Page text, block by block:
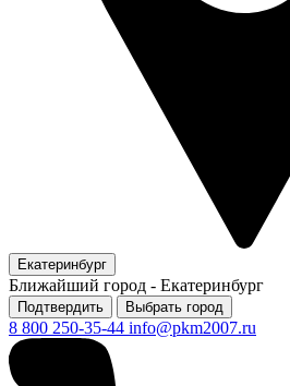
Екатеринбург
Ближайший город - Екатеринбург
Подтвердить Выбрать город
8 800 250-35-44 info@pkm2007.ru